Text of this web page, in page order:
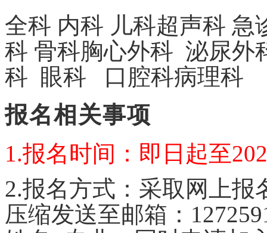
全科 内科 儿科超声科 急
科 骨科胸心外科 泌尿外
科
眼科 口腔科病理科
报名相关事项
1.报名时间：即日起至202
2.报名方式：采取网上报
压缩发送至邮箱：